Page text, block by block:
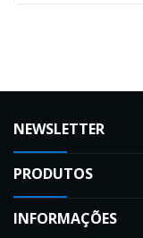
NEWSLETTER
PRODUTOS
INFORMAÇÕES